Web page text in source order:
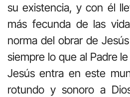
su existencia, y con él
más fecunda de las
norma del obrar de
siempre lo que al Padre
Jesús entra en este
rotundo y sonoro a